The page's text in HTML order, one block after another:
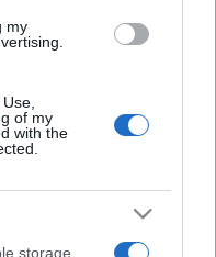
my
of my
with the
storage